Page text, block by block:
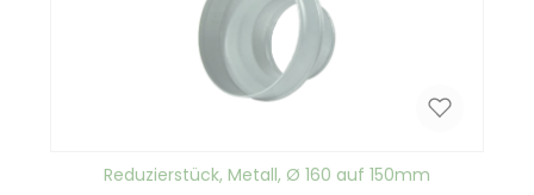
Reduzierstück, Metall, Ø 160 auf 150mm